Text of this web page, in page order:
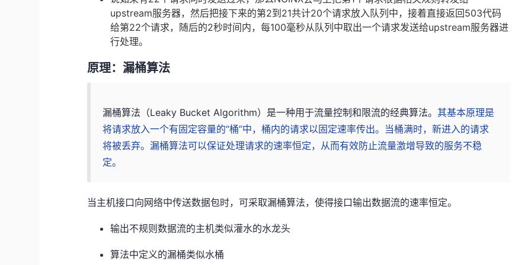
upstream服务器，然后把接下来的第2到21共计20个请求放入队列中，接着直接返回503代码
给第22个请求，随后的2秒时间内，每100毫秒从队列中取出一个请求发送给upstream服务器进
行处理。
原理：漏桶算法
漏桶算法（Leaky Bucket Algorithm）是一种用于流量控制和限流的经典算法。其基本原理是
将请求放入一个有固定容量的“桶”中，桶内的请求以固定速率传出。当桶满时，新进入的请求
将被丢弃。漏桶算法可以保证处理请求的速率恒定，从而有效防止流量激增导致的服务不稳
定。
当主机接口向网络中传送数据包时，可采取漏桶算法，使得接口输出数据流的速率恒定。
输出不规则数据流的主机类似灌水的水龙头
算法中定义的漏桶类似水桶